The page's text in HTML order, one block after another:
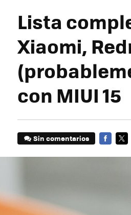
Lista
Xiaomi,
con MIUI 15
Sin comentarios